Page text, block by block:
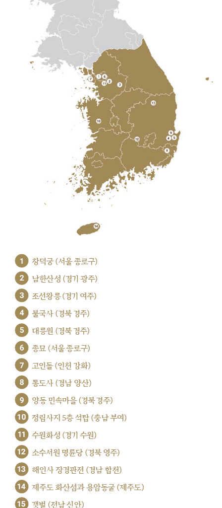
1 창덕궁 (서울 종로구)
2 남한산성 (경기 광주)
3 조선왕릉 (경기 여주)
4 불국사 (경북 경주)
5 대릉원 (경북 경주)
6 종묘 (서울 종로구)
7 고인돌 (인천 강화)
8 통도사 (경남 양산)
9 양동 민속마을 (경북 경주)
10 정림사지 5층 석탑 (충남 부여)
11 수원화성 (경기 수원)
12 소수서원 명륜당 (경북 영주)
13 해인사 장경판전 (경남 합천)
14 제주도 화산섬과 용암동굴 (제주도)
15 갯벌 (전남 신안)